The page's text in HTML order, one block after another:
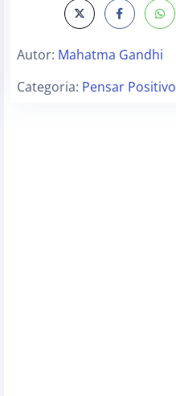
Autor: Mahatma Gandhi
Categoria: Pensar Positivo